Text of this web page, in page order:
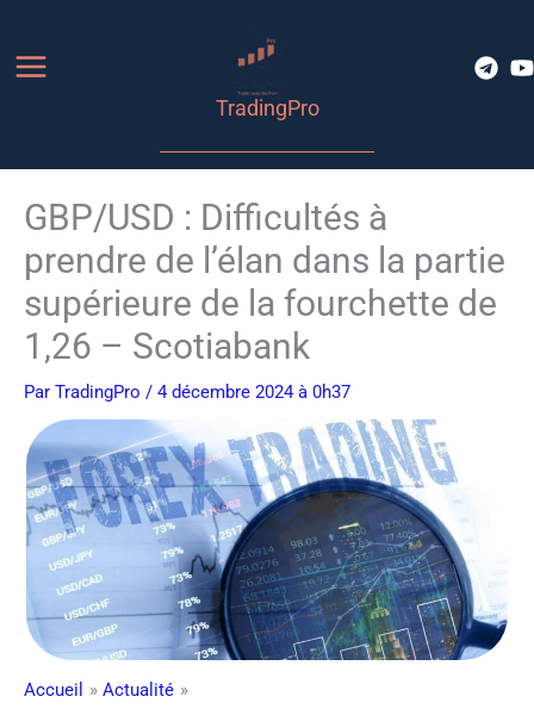
contenu
TradingPro
GBP/USD : Difficultés à
prendre de l’élan dans la partie
supérieure de la fourchette de
1,26 – Scotiabank
Par TradingPro / 4 décembre 2024 à 0h37
Accueil
Actualité